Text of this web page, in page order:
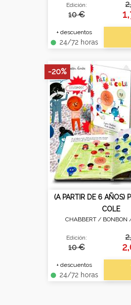
Edición:
10 €
+ descuentos
fiber_manual_record 24/72 horas
(A PARTIR DE 6 AÑOS)
COLE
CHABBERT / BONBON
Edición:
10 €
+ descuentos
fiber_manual_record 24/72 horas
-20%